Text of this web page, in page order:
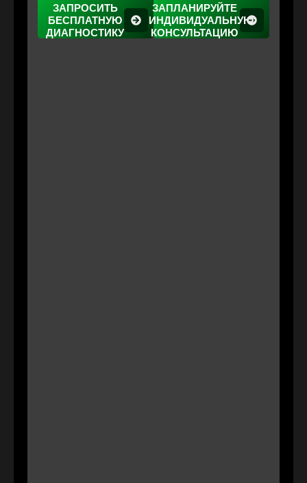
ЗАПРОСИТЬ
БЕСПЛАТНУЮ
ДИАГНОСТИКУ
ЗАПЛАНИРУЙТЕ
ИНДИВИДУАЛЬНУЮ
КОНСУЛЬТАЦИЮ